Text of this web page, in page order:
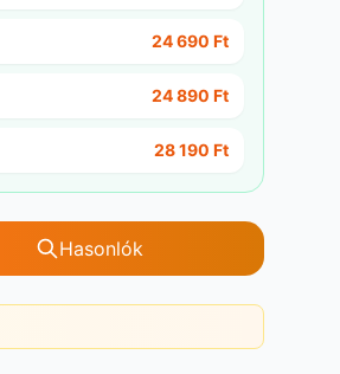
24 690 Ft
24 890 Ft
28 190 Ft
Hasonlók